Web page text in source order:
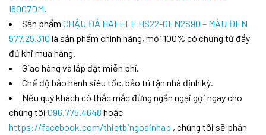
I6007DM,
Sản phẩm CHẬU ĐÁ HAFELE HS22-GEN2S90 – MÀU ĐEN
577.25.310 là sản phẩm chính hãng, mới 100% có chứng từ đầy
đủ khi mua hàng.
Giao hàng và lắp đặt miễn phí.
Chế độ bảo hành siêu tốc, bảo trì tận nhà định kỳ.
Nếu quý khách có thắc mắc đừng ngần ngại gọi ngay cho
chúng tôi 096.775.4648 hoặc
https://facebook.com/thietbingoainhap , chúng tôi sẽ phản